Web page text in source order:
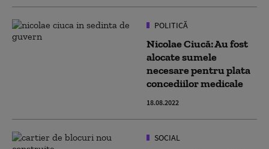
POLITICĂ
Nicolae Ciucă: Au fost
alocate sumele
necesare pentru plata
concediilor medicale
18.08.2022
SOCIAL